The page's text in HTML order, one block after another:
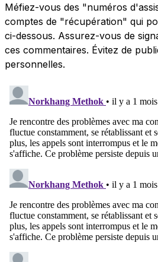
Méfiez-vous des "numéros
comptes de "récupération" qui
ci-dessous. Assurez-vous de
ces commentaires. Évitez de
personnelles.